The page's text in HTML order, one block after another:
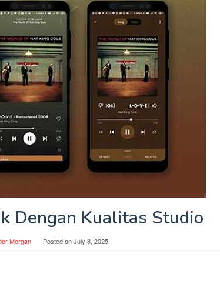
Dengan Kualitas Studio
Morgan Posted onJuly 8, 2025